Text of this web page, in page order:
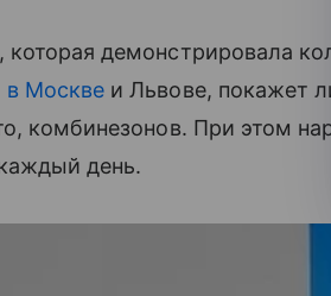
демонстрировала
в Москве и Львове, покажет
комбинезонов. При этом
день.